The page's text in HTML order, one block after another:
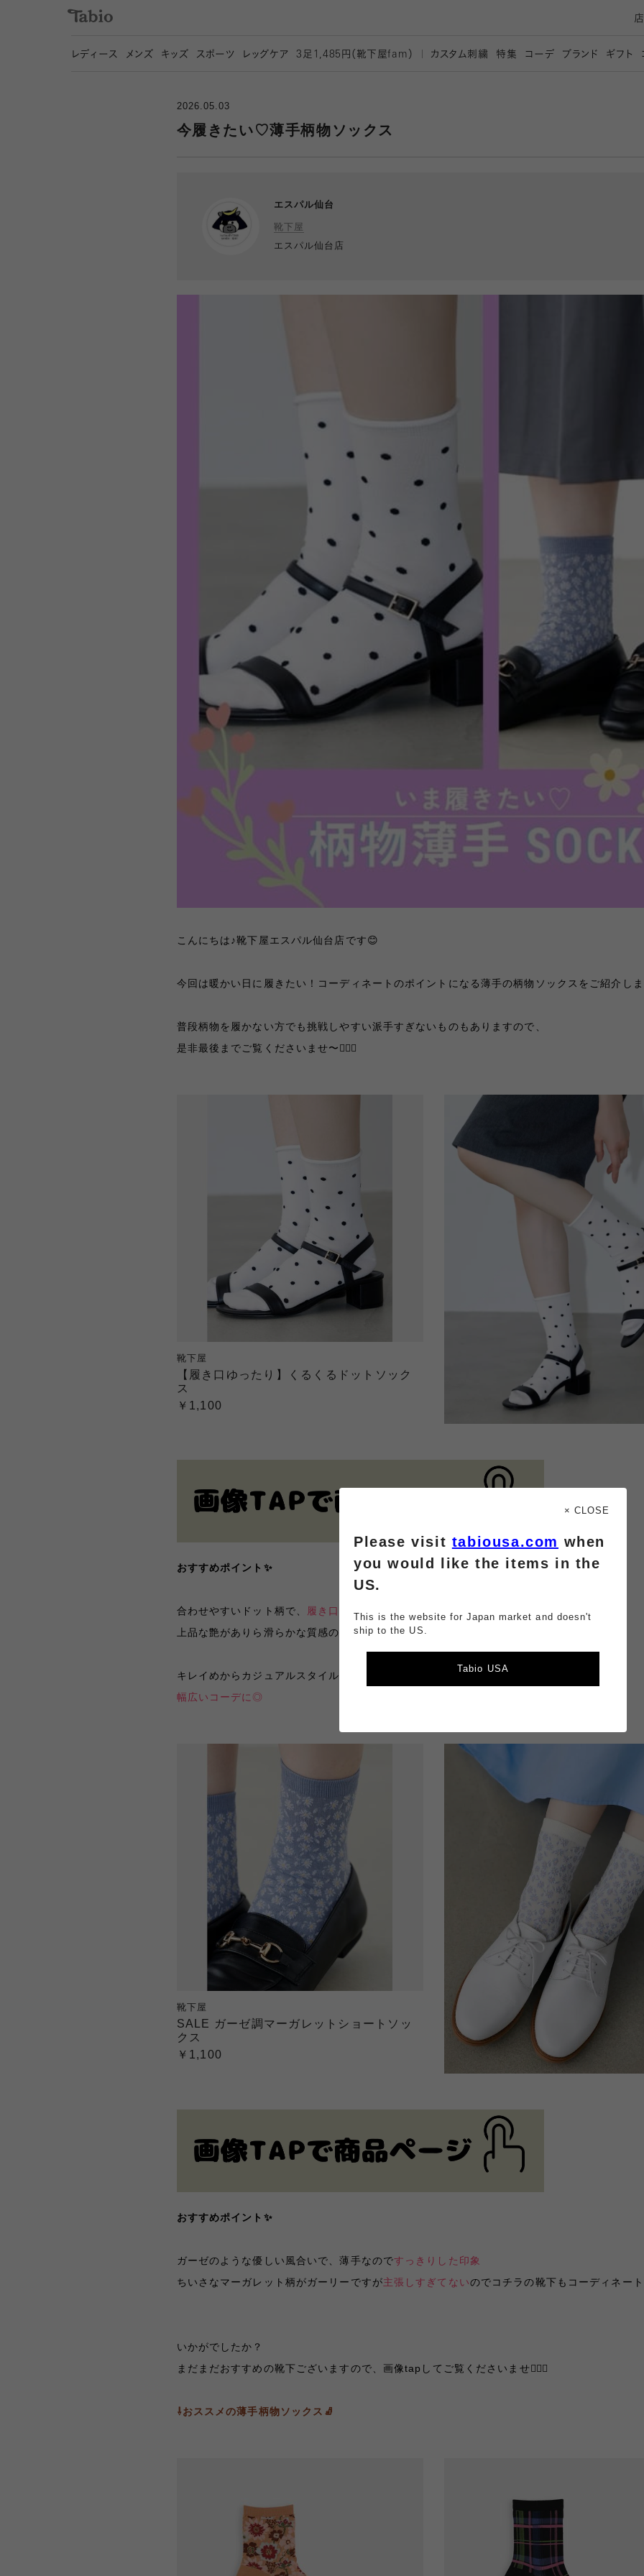
レディース メンズ キッズ スポーツ レッグケア 3 足1,485円（靴下屋fam） カスタム刺繍 特集 コーデ ブランド ギフト
2026.05.03
今履きたい♡薄手柄物ソックス
エスパル仙台
靴下屋
エスパル仙台店
こんにちは♪靴下屋エスパル仙台店です😊
今回は暖かい日に履きたい！コーディネートのポイントになる薄手の柄物ソックスをご紹介し
普段柄物を履かない方でも挑戦しやすい派手すぎないものもありますので、
是非最後までご覧くださいませ〜💁🏻‍♀️
靴下屋
【履き口ゆったり】くるくるドットソック
ス
￥1,100
おすすめポイント✨
合わせやすいドット柄で、 履き口もゆったりしてるので締め付け苦手の方にも◎
上品な艶がありら滑らかな質感の1足🧦
キレイめからカジュアルスタイルまで…
幅広いコーデに◎
靴下屋
SALE ガーゼ調マーガレットショートソッ
クス
￥1,100
おすすめポイント✨
ガーゼのような優しい風合いで、薄手なのですっきりした印象
ちいさなマーガレット柄がガーリーですが主張しすぎてないのでコチラの靴下もコーディネー
いかがでしたか？
まだまだおすすめの靴下ございますので、画像tapしてご覧くださいませ🙇🏻‍♀️
⇩おススメの薄手柄物ソックス🧦
× CLOSE
Please visit tabiousa.com when
you would like the items in the
US.
This is the website for Japan market and doesn't
ship to the US.
Tabio USA